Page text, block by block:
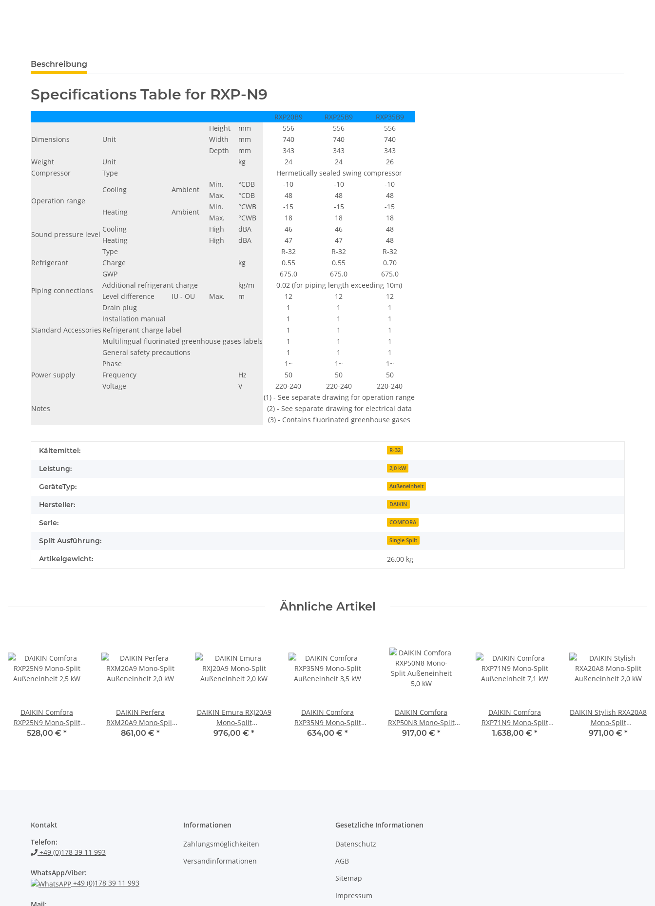
weitere Registerkarten anzeigen
Beschreibung
Specifications Table for RXP-N9
RXP20B9 RXP25B9 RXP35B9
Dimensions Unit
Height mm 556 556
556
Width
mm 740 740
740
Depth
mm 343 343
343
Weight
Unit kg 24 24
26
Compressor
Type Hermetically sealed swing compressor
Operation range
Cooling Ambient
Min. °CDB -10 -10
-10
Max.
°CDB 48 48
48
Heating
Ambient
Min. °CWB -15 -15
-15
Max.
°CWB 18 18
18
Sound pressure level
Cooling High dBA 46 46
48
Heating
High dBA 47 47 48
Refrigerant
Type R-32 R-32
R-32
Charge
kg 0.55 0.55
0.70
GWP
675.0 675.0
675.0
Piping connections
Additional refrigerant charge kg/m
0.02 (for piping length exceeding 10m)
Level difference
IU - OU Max. m 12 12 12
Standard Accessories
Drain plug 1 1
1
Installation manual
1 1
1
Refrigerant charge label
1 1
1
Multilingual fluorinated greenhouse gases labels
1 1
1
General safety precautions
1 1 1
Power supply
Phase 1~ 1~
1~
Frequency
Hz 50 50
50
Voltage
V 220-240 220-240 220-240
Notes
(1) - See separate drawing for operation range
(2) - See separate drawing for electrical data
(3) - Contains fluorinated greenhouse gases
Produkteigenschaft
Wert
Kältemittel: R-32
Leistung: 2,0 kW
GeräteTyp: Außeneinheit
Hersteller: DAIKIN
Serie: COMFORA
Split Ausführung: Single Split
Artikelgewicht: 26,00 kg
Ähnliche Artikel
DAIKIN Comfora
RXP25N9 Mono-Split
Außeneinheit 2,5 kW
528,00 € *
DAIKIN Perfera
RXM20A9 Mono-Split
Außeneinheit 2,0 kW
861,00 € *
DAIKIN Emura RXJ20A9
Mono-Split
Außeneinheit 2,0 kW
976,00 € *
DAIKIN Comfora
RXP35N9 Mono-Split
Außeneinheit 3,5 kW
634,00 € *
DAIKIN Comfora
RXP50N8 Mono-Split
Außeneinheit 5,0 kW
917,00 € *
DAIKIN Comfora
RXP71N9 Mono-Split
Außeneinheit 7,1 kW
1.638,00 € *
DAIKIN Stylish RXA20A8
Mono-Split
Außeneinheit 2,0 kW
971,00 € *
Kontakt
Telefon:
+49 (0)178 39 11 993
WhatsApp/Viber:
+49 (0)178 39 11 993
Informationen
Zahlungsmöglichkeiten
Versandinformationen
Gesetzliche Informationen
Datenschutz
AGB
Sitemap
Impressum